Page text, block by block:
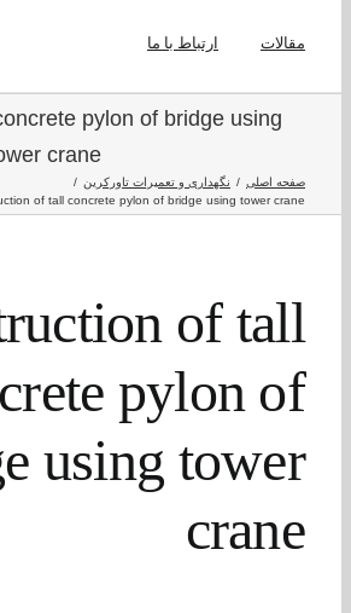
ارتباط با ما
tall concrete pylon of bridge using
tower crane
نگهداری و تعمیرات تاورکرین
Construction of tall concrete pylon of bridge using tower
of
pylon
using